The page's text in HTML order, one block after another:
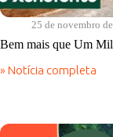
25 de novembro
Bem mais que Um
» Notícia completa
Bem
Milhão